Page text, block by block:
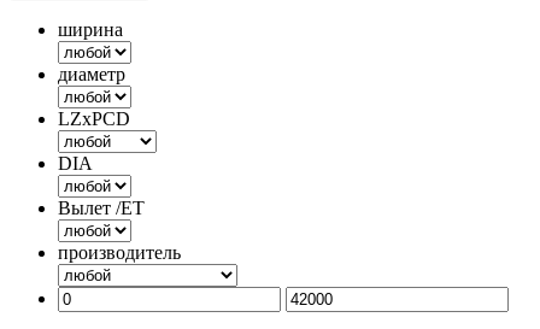
ширина
диаметр
LZxPCD
DIA
Вылет /ET
производитель